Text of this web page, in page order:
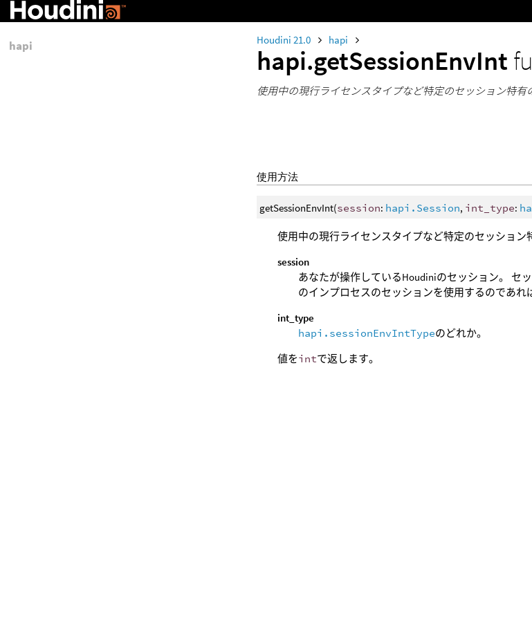
Houdini 21.0 hapi
hapi.getSessionEnvInt
使用中の現行ライセンスタイプなど特定のセッション特有
使用方法
getSessionEnvInt(session: hapi.Session, int_type:
使用中の現行ライセンスタイプなど特定のセッション
session
あなたが操作しているHoudiniのセッション。 セ
のインプロセスのセッションを使用するのであれ
int_type
hapi.sessionEnvIntTypeのどれか。
値をintで返します。
hapi